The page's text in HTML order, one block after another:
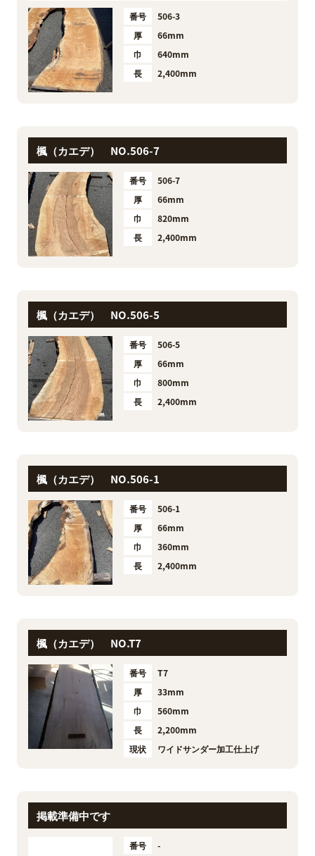
番号
506-3
厚
66mm
巾
640mm
長
2,400mm
楓（カエデ） NO.506-7
番号
506-7
厚
66mm
巾
820mm
長
2,400mm
楓（カエデ） NO.506-5
番号
506-5
厚
66mm
巾
800mm
長
2,400mm
楓（カエデ） NO.506-1
番号
506-1
厚
66mm
巾
360mm
長
2,400mm
楓（カエデ） NO.T7
番号
T7
厚
33mm
巾
560mm
長
2,200mm
現状
ワイドサンダー加工仕上げ
掲載準備中です
番号
-